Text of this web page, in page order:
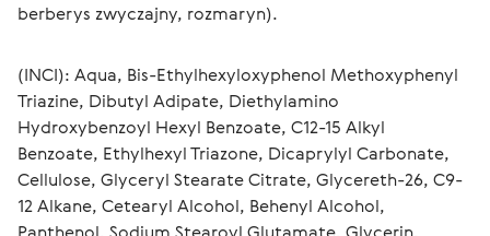
berberys zwyczajny, rozmaryn).
(INCI): Aqua, Bis-Ethylhexyloxyphenol Methoxyphenyl
Triazine, Dibutyl Adipate, Diethylamino
Hydroxybenzoyl Hexyl Benzoate, C12-15 Alkyl
Benzoate, Ethylhexyl Triazone, Dicaprylyl Carbonate,
Cellulose, Glyceryl Stearate Citrate, Glycereth-26, C9-
12 Alkane, Cetearyl Alcohol, Behenyl Alcohol,